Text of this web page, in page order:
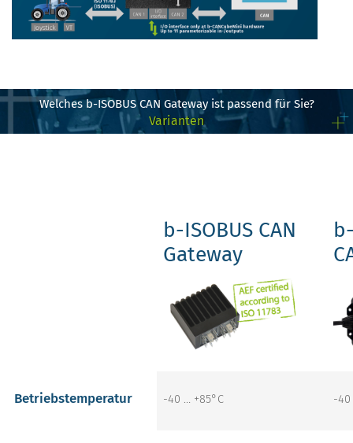
Welches b-ISOBUS CAN Gateway ist passend für Sie?
Varianten
b-ISOBUS CAN
Gateway
Betriebstemperatur -40 … +85°C -40